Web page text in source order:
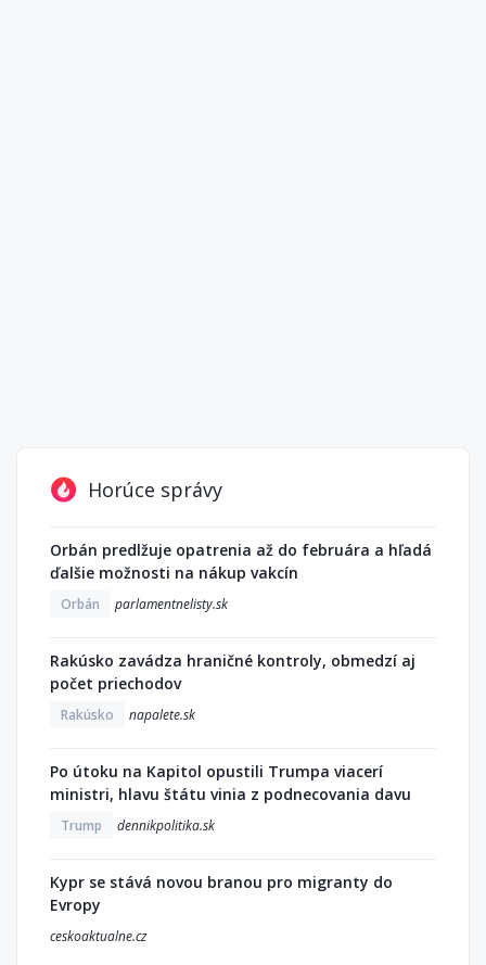
Horúce správy
Orbán predlžuje opatrenia až do februára a hľadá
ďalšie možnosti na nákup vakcín
Orbán parlamentnelisty.sk
Rakúsko zavádza hraničné kontroly, obmedzí aj
počet priechodov
Rakúsko napalete.sk
Po útoku na Kapitol opustili Trumpa viacerí
ministri, hlavu štátu vinia z podnecovania davu
Trump dennikpolitika.sk
Kypr se stává novou branou pro migranty do
Evropy
ceskoaktualne.cz